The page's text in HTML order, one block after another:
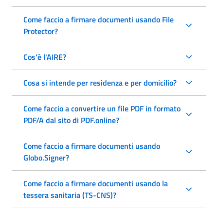
Come faccio a firmare documenti usando File
Protector?
Cos'è l'AIRE?
Cosa si intende per residenza e per domicilio?
Come faccio a convertire un file PDF in formato
PDF/A dal sito di PDF.online?
Come faccio a firmare documenti usando
Globo.Signer?
Come faccio a firmare documenti usando la
tessera sanitaria (TS-CNS)?